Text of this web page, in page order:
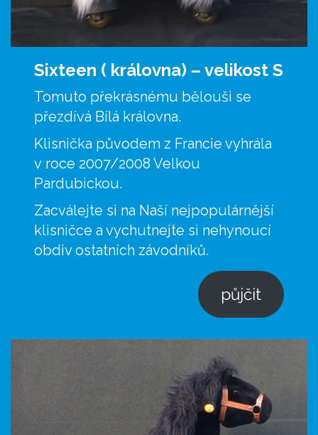
Sixteen ( královna) –velikost S
Tomuto překrásnému bělouši se
přezdívá Bílá královna.
Klisnička původem z Francie vyhrála
v roce 2007/2008 Velkou
Pardubickou.
Zacválejte si na Naší nejpopulárnější
klisničce a vychutnejte si nehynoucí
obdiv ostatních závodníků.
půjčit